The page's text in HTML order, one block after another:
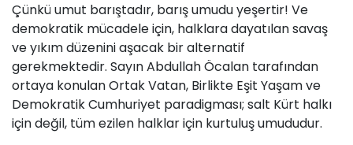
Çünkü umut barıştadır, barış umudu yeşertir! Ve
demokratik mücadele için, halklara dayatılan savaş
ve yıkım düzenini aşacak bir alternatif
gerekmektedir. Sayın Abdullah Öcalan tarafından
ortaya konulan Ortak Vatan, Birlikte Eşit Yaşam ve
Demokratik Cumhuriyet paradigması; salt Kürt halkı
için değil, tüm ezilen halklar için kurtuluş umududur.